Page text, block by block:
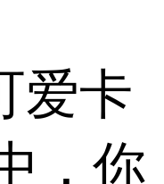
爱卡
，你